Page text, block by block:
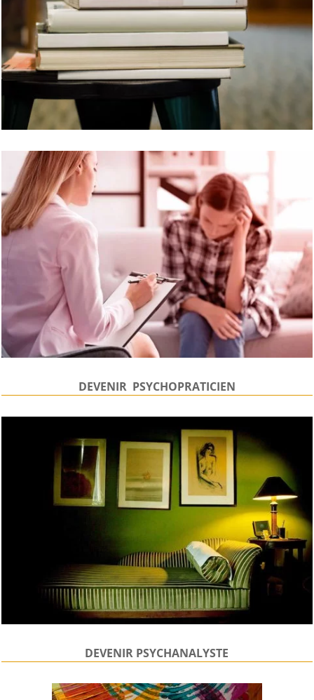
DEVENIR PSYCHOPRATICIEN
DEVENIR PSYCHANALYSTE